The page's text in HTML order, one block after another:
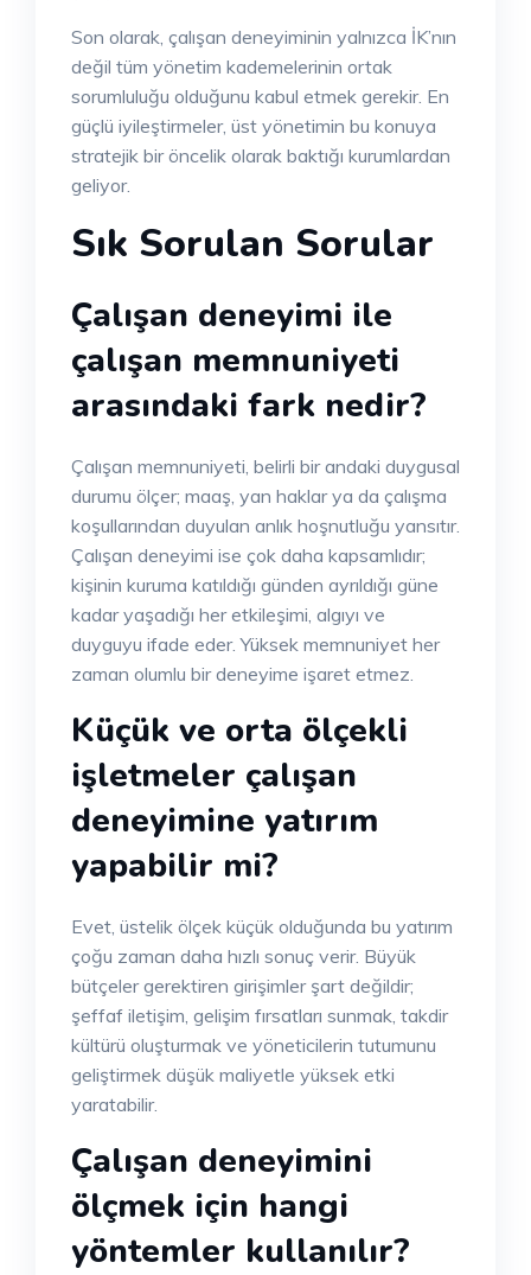
Son olarak, çalışan deneyiminin yalnızca İK’nın
değil tüm yönetim kademelerinin ortak
sorumluluğu olduğunu kabul etmek gerekir. En
güçlü iyileştirmeler, üst yönetimin bu konuya
stratejik bir öncelik olarak baktığı kurumlardan
geliyor.
Sık Sorulan Sorular
Çalışan deneyimi ile
çalışan memnuniyeti
arasındaki fark nedir?
Çalışan memnuniyeti, belirli bir andaki duygusal
durumu ölçer; maaş, yan haklar ya da çalışma
koşullarından duyulan anlık hoşnutluğu yansıtır.
Çalışan deneyimi ise çok daha kapsamlıdır;
kişinin kuruma katıldığı günden ayrıldığı güne
kadar yaşadığı her etkileşimi, algıyı ve
duyguyu ifade eder. Yüksek memnuniyet her
zaman olumlu bir deneyime işaret etmez.
Küçük ve orta ölçekli
işletmeler çalışan
deneyimine yatırım
yapabilir mi?
Evet, üstelik ölçek küçük olduğunda bu yatırım
çoğu zaman daha hızlı sonuç verir. Büyük
bütçeler gerektiren girişimler şart değildir;
şeffaf iletişim, gelişim fırsatları sunmak, takdir
kültürü oluşturmak ve yöneticilerin tutumunu
geliştirmek düşük maliyetle yüksek etki
yaratabilir.
Çalışan deneyimini
ölçmek için hangi
yöntemler kullanılır?